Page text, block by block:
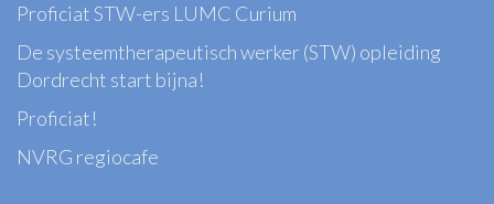
Proficiat STW-ers LUMC Curium
De systeemtherapeutisch werker (STW) opleiding
Dordrecht start bijna!
Proficiat!
NVRG regiocafe